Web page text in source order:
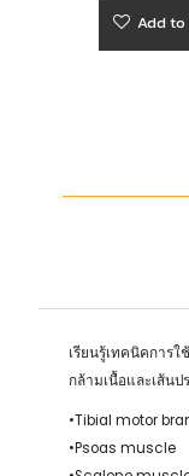
Add
เรียนรู้เทคนิคการ
กล้ามเนื้อและเส้น
•Tibial motor
•Psoas muscle